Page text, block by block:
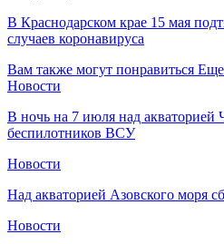
В Краснодарском крае 15 мая
случаев коронавируса
Вам также могут понравиться Еще
Новости
В ночь на 7 июля над акваторией
беспилотников ВСУ
Новости
Над акваторией Азовского
Новости